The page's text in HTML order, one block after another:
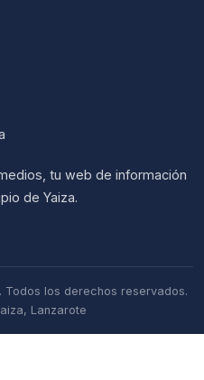
tu web de información
de Yaiza.
Todos los derechos reservados.
Lanzarote